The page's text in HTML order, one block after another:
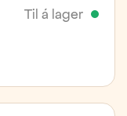
Til á lager